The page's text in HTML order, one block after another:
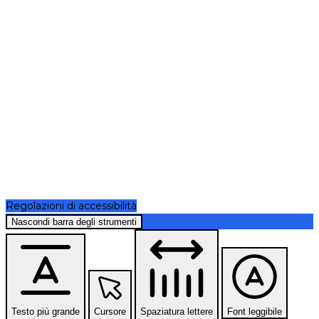
Regolazioni di accessibilità
Nascondi barra degli strumenti
Testo più grande Cursore Spaziatura lettere Font leggibile